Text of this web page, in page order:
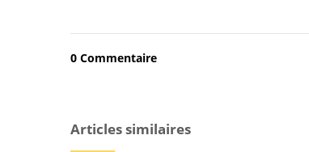
0 Commentaire
Articles similaires